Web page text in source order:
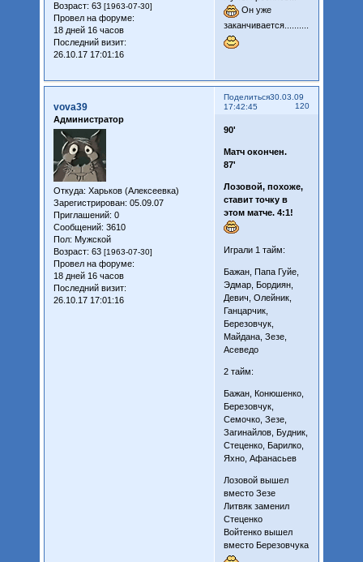
Возраст: 63 [1963-07-30]
Провел на форуме:
18 дней 16 часов
Последний визит:
26.10.17 17:01:16
Он уже
заканчивается..........
Поделиться
120
30.03.09
17:42:45
vova39
Администратор
Откуда: Харьков (Алексеевка)
Зарегистрирован: 05.09.07
Приглашений: 0
Сообщений: 3610
Пол: Мужской
Возраст: 63 [1963-07-30]
Провел на форуме:
18 дней 16 часов
Последний визит:
26.10.17 17:01:16
90'
Матч окончен.
87'
Лозовой, похоже,
ставит точку в
этом матче. 4:1!
Играли 1 тайм:
Бажан, Папа Гуйе,
Эдмар, Бордиян,
Девич, Олейник,
Ганцарчик,
Березовчук,
Майдана, Зезе,
Асеведо
2 тайм:
Бажан, Конюшенко,
Березовчук,
Семочко, Зезе,
Загинайлов, Будник,
Стеценко, Барилко,
Яхно, Афанасьев
Лозовой вышел
вместо Зезе
Литвяк заменил
Стеценко
Войтенко вышел
вместо Березовчука